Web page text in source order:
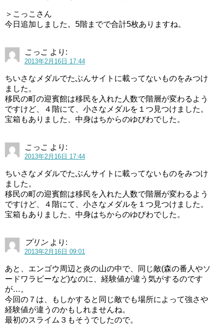
＞こっこさん
今日追加しました。5階までで合計5枚ありますね。
こっこ より:
2013年2月16日 17:44
ちいさなメダルでたぶんサイトに載ってないものをみつけ
ました。
移民の町の迎賓館は移民を入れた人数で階層が変わるよう
ですけど、４階にて、小さなメダルを１つ見つけました。
宝箱もありました、中身はちからのゆびわでした。
こっこ より:
2013年2月16日 17:44
ちいさなメダルでたぶんサイトに載ってないものをみつけ
ました。
移民の町の迎賓館は移民を入れた人数で階層が変わるよう
ですけど、４階にて、小さなメダルを１つ見つけました。
宝箱もありました、中身はちからのゆびわでした。
プリン より:
2013年2月16日 09:01
あと、エンゴウ周辺と炎の山の中で、同じ敵(森の番人やソ
ードワラビーなど)なのに、経験値が違う気がするのです
が…。
今回の７は、もしかすると同じ敵でも場所によって強さや
経験値が違うのかもしれませんね。
最初のスライム３もそうでしたので。